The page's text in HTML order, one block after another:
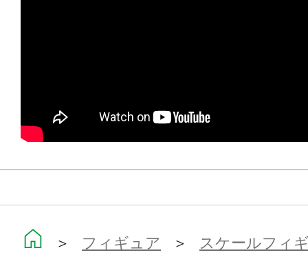
＞ フィギュア ＞ スケールフィ